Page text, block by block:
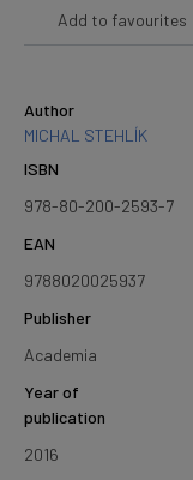
Add to favourites
Author
MICHAL STEHLÍK
ISBN
978-80-200-2593-7
EAN
9788020025937
Publisher
Academia
Year of
publication
2016